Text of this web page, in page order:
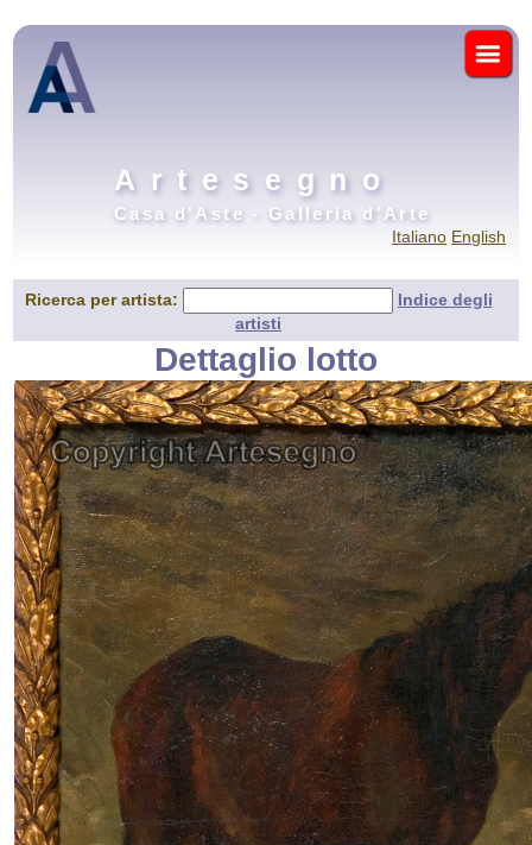
Artesegno
Casa d'Aste - Galleria d'Arte
Italiano English
Ricerca per artista:
Indice degli
artisti
Dettaglio lotto